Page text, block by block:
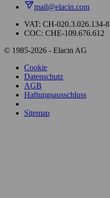
mail@elacin.com
VAT: CH-020.3.026.134-8
COC: CHE-109.676.612
© 1985-2026 - Elacin AG
Cookie
Datenschutz
AGB
Haftungsausschluss
Sitemap